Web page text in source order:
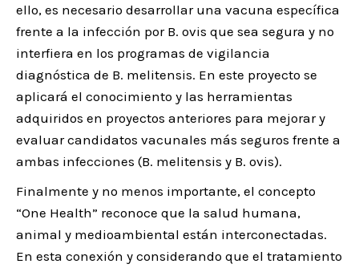
ello, es necesario desarrollar una vacuna específica
frente a la infección por B. ovis que sea segura y no
interfiera en los programas de vigilancia
diagnóstica de B. melitensis. En este proyecto se
aplicará el conocimiento y las herramientas
adquiridos en proyectos anteriores para mejorar y
evaluar candidatos vacunales más seguros frente a
ambas infecciones (B. melitensis y B. ovis).
Finalmente y no menos importante, el concepto
“One Health” reconoce que la salud humana,
animal y medioambiental están interconectadas.
En esta conexión y considerando que el tratamiento